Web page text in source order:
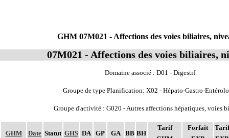
GHM Date Statut GHS DA GP GA BB BH
Tarif
Forfait
Tarif
GHM 07M021 - Affections des voies biliaires,
07M021 - Affections des voies biliaires,
Domaine associé : D01 - Digestif
Groupe de type Planification: X02 - Hépato-Gastro-
Groupe d'activité : G020 - Autres affections hépatiques, voies